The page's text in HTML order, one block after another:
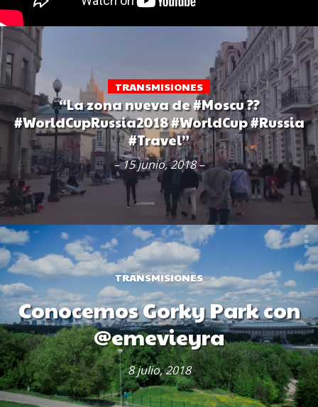
TRANSMISIONES
“La zona nueva de #Moscu ??
#WorldCupRussia2018 #WorldCup #Russia
#Travel”
– 15 junio, 2018 –
TRANSMISIONES
Conocemos Gorky Park con
@emevieyra
8 julio, 2018